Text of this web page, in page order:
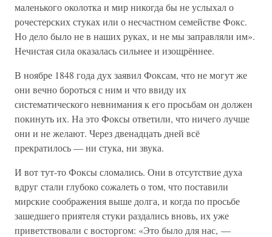
маленького околотка и мир никогда бы не услыхал о
рочестерских стуках или о несчастном семействе Фокс.
Но дело было не в наших руках, и не мы заправляли им».
Нечистая сила оказалась сильнее и изощрённее.
В ноябре 1848 года дух заявил Фоксам, что не могут же
они вечно бороться с ним и что ввиду их
систематического невнимания к его просьбам он должен
покинуть их. На это Фоксы ответили, что ничего лучше
они и не желают. Через двенадцать дней всё
прекратилось — ни стука, ни звука.
И вот тут-то Фоксы сломались. Они в отсутствие духа
вдруг стали глубоко сожалеть о том, что поставили
мирские соображения выше долга, и когда по просьбе
зашедшего приятеля стуки раздались вновь, их уже
приветствовали с восторгом: «Это было для нас, —